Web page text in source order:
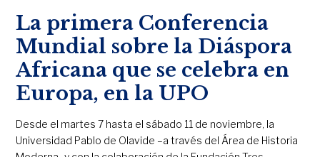
La primera Conferencia
Mundial sobre la Diáspora
Africana que se celebra en
Europa, en la UPO
Desde el martes 7 hasta el sábado 11 de noviembre, la
Universidad Pablo de Olavide –a través del Área de Historia